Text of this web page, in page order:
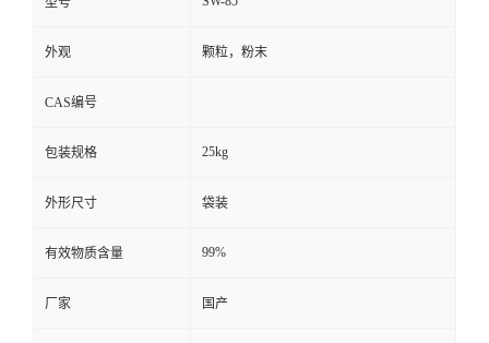
外观 颗粒，粉末
CAS编号
包装规格 25kg
外形尺寸 袋装
有效物质含量 99%
厂家 国产